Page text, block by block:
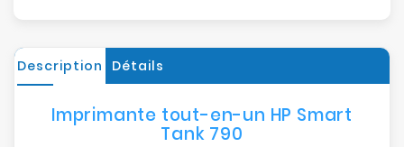
Description Détails
Imprimante tout-en-un HP Smart
Tank 790